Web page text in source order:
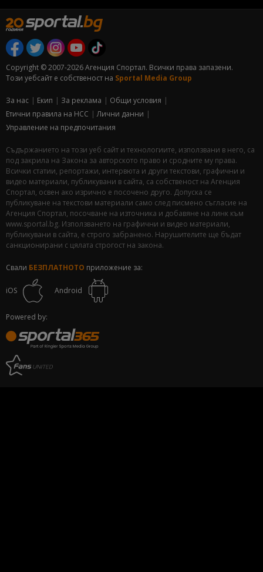
Copyright © 2007-2026 Агенция Спортал. Всички права запазени.
Този уебсайт е собственост на Sportal Media Group
За нас Екип За рекламa
Общи условия
Етични правила на НСС
Лични данни
Управление на предпочитания
Съдържанието на този уеб сайт и технологиите, използвани в него, са
под закрила на Закона за авторското право и сродните му права.
Всички статии, репортажи, интервюта и други текстови, графични и
видео материали, публикувани в сайта, са собственост на Агенция
Спортал, освен ако изрично е посочено друго. Допуска се
публикуване на текстови материали само след писмено съгласие на
Агенция Спортал, посочване на източника и добавяне на линк към
www.sportal.bg. Използването на графични и видео материали,
публикувани в сайта, е строго забранено. Нарушителите ще бъдат
санкционирани с цялата строгост на закона.
Свали БЕЗПЛАТНОТО приложение за:
iOS Android
Powered by: